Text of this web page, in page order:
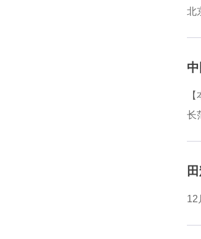
北
习
地
长
对
广
12